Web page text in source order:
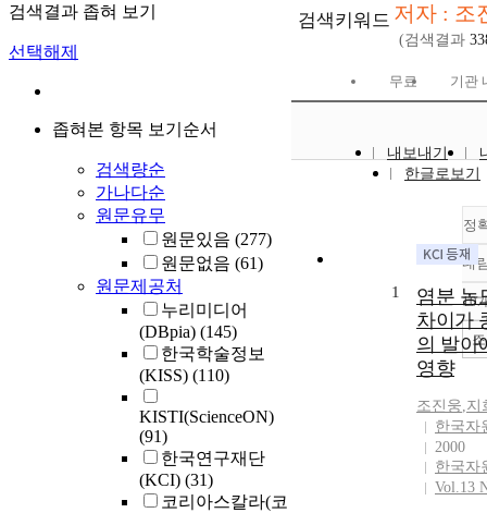
검색결과 좁혀 보기
선택해제
좁혀본 항목 보기순서
검색량순
가나다순
원문유무
원문있음 (277)
원문없음 (61)
원문제공처
누리미디어
(DBpia) (145)
한국학술정보
(KISS) (110)
KISTI(ScienceON)
(91)
한국연구재단
(KCI) (31)
코리아스칼라(코
검색키워드 저자 : 조
(검색결과
무료 기관
내보내기
한글로보기
정
내
10
1
염분 농
차이가
의 발아
영향
조진웅,지
한국자
2000
한국자
Vol.13